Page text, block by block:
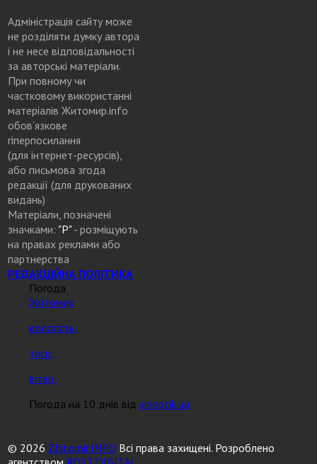
Адміністрація сайту може
не розділяти думку автора
і не несе відповідальності
за авторські матеріали.
При повному чи
частковому використанні
матеріалів Житомир.info
обов’язкове
гіперпосилання
(для інтернет-ресурсів),
або письмова згода
редакції (для друкованих
видань)
Матеріали, позначені
значками: "Р"- розміщують
на правах реклами або
партнерства
РЕДАКЦІЙНА ПОЛІТИКА
Погода
Житомир
вологість:
тиск:
вітер:
Погода на 10 днів відsinoptik.ua
© 2026 Zhitomir.INFO Всі права захищені. Розроблено